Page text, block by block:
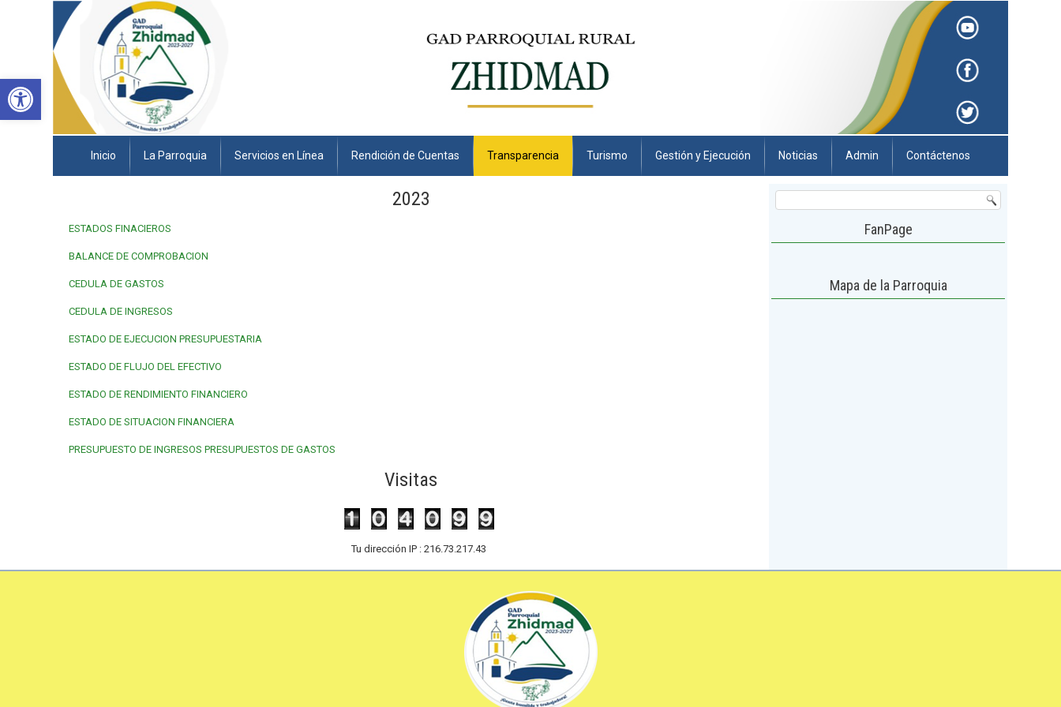
Abrir barra de herramientas
Inicio La Parroquia Servicios en Línea Rendición de Cuentas Transparencia Turismo Gestión y Ejecución Noticias Admin Contáctenos
2023
ESTADOS FINACIEROS
BALANCE DE COMPROBACION
CEDULA DE GASTOS
CEDULA DE INGRESOS
ESTADO DE EJECUCION PRESUPUESTARIA
ESTADO DE FLUJO DEL EFECTIVO
ESTADO DE RENDIMIENTO FINANCIERO
ESTADO DE SITUACION FINANCIERA
PRESUPUESTO DE INGRESOS PRESUPUESTOS DE GASTOS
Visitas
Tu dirección IP : 216.73.217.43
FanPage
Mapa de la Parroquia